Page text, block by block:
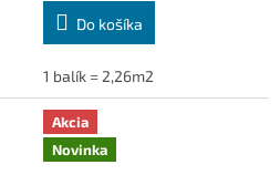
Do košíka
1 balík = 2,26m2
Akcia
Novinka